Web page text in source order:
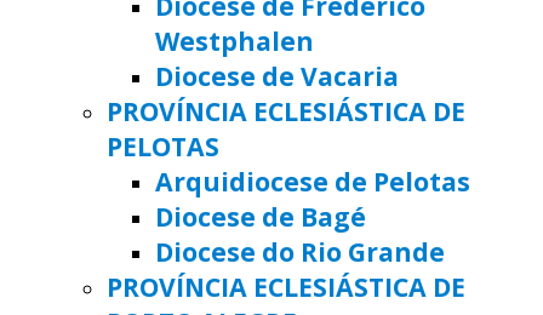
Westphalen
Diocese de Vacaria
PROVÍNCIA ECLESIÁSTICA DE
PELOTAS
Arquidiocese de Pelotas
Diocese de Bagé
Diocese do Rio Grande
PROVÍNCIA ECLESIÁSTICA DE